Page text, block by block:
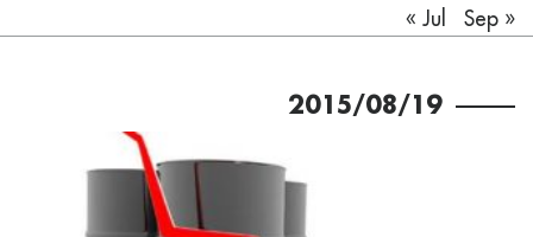
« Jul
Sep »
2015/08/19